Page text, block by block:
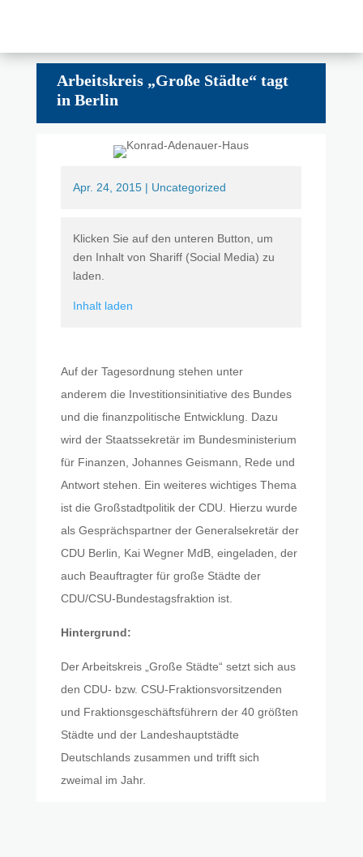
Arbeitskreis „Große Städte“ tagt
in Berlin
Apr. 24, 2015| Uncategorized
Klicken Sie auf den unteren Button, um
den Inhalt von Shariff (Social Media) zu
laden.
Inhalt laden
Auf der Tagesordnung stehen unter
anderem die Investitionsinitiative des Bundes
und die finanzpolitische Entwicklung. Dazu
wird der Staatssekretär im Bundesministerium
für Finanzen, Johannes Geismann, Rede und
Antwort stehen. Ein weiteres wichtiges Thema
ist die Großstadtpolitik der CDU. Hierzu wurde
als Gesprächspartner der Generalsekretär der
CDU Berlin, Kai Wegner MdB, eingeladen, der
auch Beauftragter für große Städte der
CDU/CSU-Bundestagsfraktion ist.
Hintergrund:
Der Arbeitskreis „Große Städte“ setzt sich aus
den CDU- bzw. CSU-Fraktionsvorsitzenden
und Fraktionsgeschäftsführern der 40 größten
Städte und der Landeshauptstädte
Deutschlands zusammen und trifft sich
zweimal im Jahr.